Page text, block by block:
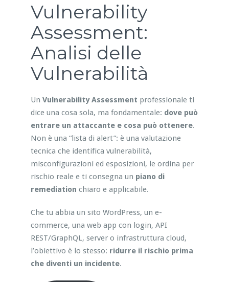
Vulnerability
Assessment:
Analisi delle
Vulnerabilità
Un Vulnerability Assessment professionale ti
dice una cosa sola, ma fondamentale: dove può
entrare un attaccante e cosa può ottenere.
Non è una “lista di alert”: è una valutazione
tecnica che identifica vulnerabilità,
misconfigurazioni ed esposizioni, le ordina per
rischio reale e ti consegna un piano di
remediation chiaro e applicabile.
Che tu abbia un sito WordPress, un e-
commerce, una web app con login, API
REST/GraphQL, server o infrastruttura cloud,
l’obiettivo è lo stesso: ridurre il rischio prima
che diventi un incidente.